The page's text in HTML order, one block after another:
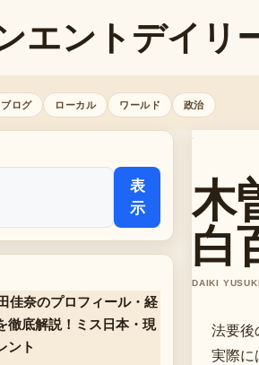
エントデイリ
ブログ ローカル ワールド 政治
木
白
DAIKI
法要後
実際に
表
示
佳奈のプロフィール・経
徹底解説！ミス日本・現
ント